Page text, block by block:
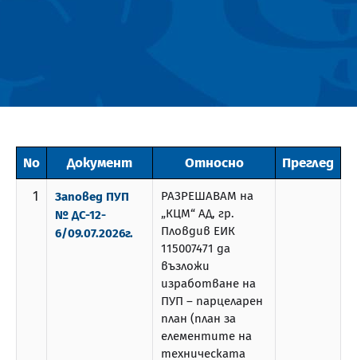
No Документ Относно
Преглед
1
Заповед ПУП
№ ДС-12-
6/09.07.2026г.
РАЗРЕШАВАМ на
„КЦМ“ АД, гр.
Пловдив ЕИК
115007471 да
възложи
изработване на
ПУП – парцеларен
план (план за
елементите на
техническата